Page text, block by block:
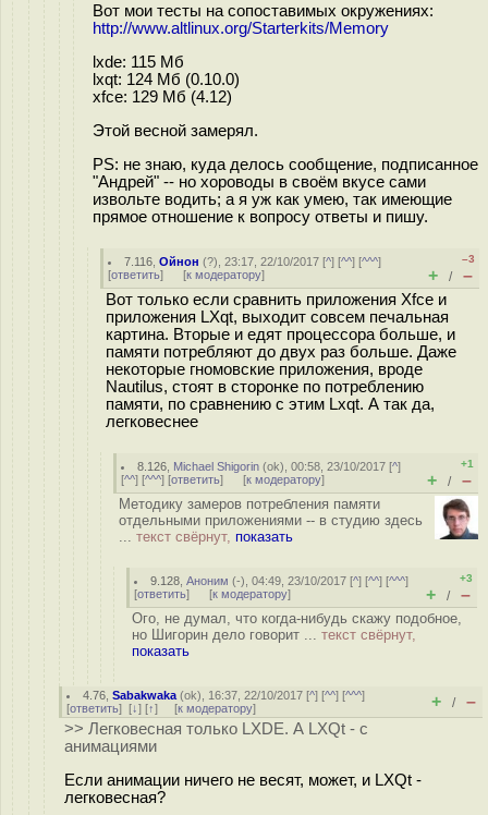
Вот мои тесты на сопоставимых окружениях:
http://www.altlinux.org/Starterkits/Memory
lxde: 115 Мб
lxqt: 124 Мб (0.10.0)
xfce: 129 Мб (4.12)
Этой весной замерял.
PS: не знаю, куда делось сообщение, подписанное
"Андрей" -- но хороводы в своём вкусе сами
извольте водить; а я уж как умею, так имеющие
прямое отношение к вопросу ответы и пишу.
7.116 ,Ойнон (?), 23:17, 22/10/2017 [^] [^^] [^^^]
[ответить] [к модератору]
–3
+ / –
Вот только если сравнить приложения Xfce и
приложения LXqt, выходит совсем печальная
картина. Вторые и едят процессора больше, и
памяти потребляют до двух раз больше. Даже
некоторые гномовские приложения, вроде
Nautilus, стоят в сторонке по потреблению
памяти, по сравнению с этим Lxqt. А так да,
легковеснее
8.126 Michael Shigorin (ok), 00:58, 23/10/2017 [^]
[^^] [^^^] [ответить] [к модератору]
+1
+ / –
Методику замеров потребления памяти
отдельными приложениями -- в студию здесь
... текст свёрнут, показать
9.128 ,Аноним (-), 04:49, 23/10/2017 [^] [^^] [^^^]
[ответить] [к модератору]
+3
+ / –
Ого, не думал, что когда-нибудь скажу подобное,
но Шигорин дело говорит ... текст свёрнут,
показать
4.76 ,Sabakwaka (ok), 16:37, 22/10/2017 [^] [^^] [^^^]
[ответить] [↓] [↑] [к модератору] + / –
>> Легковесная только LXDE. А LXQt - с
анимациями
Если анимации ничего не весят, может, и LXQt -
легковесная?